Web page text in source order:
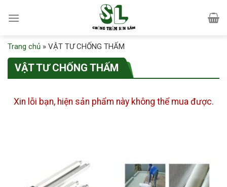
Trang chủ » VẬT TƯ CHỐNG THẤM
VẬT TƯ CHỐNG THẤM
Xin lỗi bạn, hiện sản phẩm này không thể mua được.